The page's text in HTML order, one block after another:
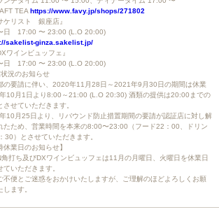
TEAhttps://www.favy.jp/shops/271802
ケリスト 銀座店』
日 17:00 〜 23:00 (L.O 20:00)
sakelist-ginza.sakelist.jp/
ワインビュッフェ』
日 17:00 〜 23:00 (L.O 20:00)
況のお知らせ
の要請に伴い、2020年11月28日～2021年9月30日の期間は休業
10月1日より8:00～21:00 (L.O 20:30) 酒類の提供は20:00までの
させていただきます。
10月25日より、リバウンド防止措置期間の要請が認証店に対し解
たため、営業時間を本来の8:00〜23:00（フード22：00、ドリン
30）とさせていただきます。
休業日のお知らせ】
打ち及びDXワインビュッフェは11月の月曜日、火曜日を休業日
ていただきます。
不便とご迷惑をおかけいたしますが、ご理解のほどよろしくお願
します。